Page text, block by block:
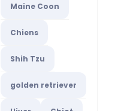
Maine Coon
Chiens
Shih Tzu
golden retriever